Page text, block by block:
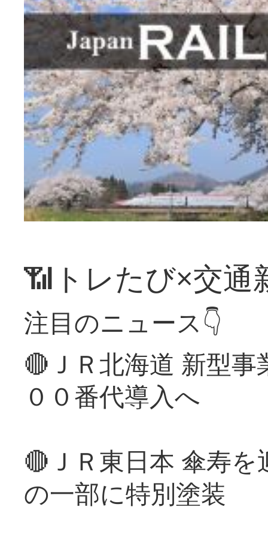
📶トレたび×交通
注目のニュース👇
🔴ＪＲ北海道 新型
００番代導入へ
🔴ＪＲ東日本 傘寿
の一部に特別塗装